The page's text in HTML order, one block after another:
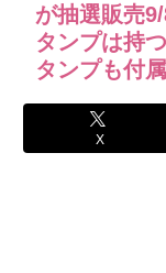
が抽選販売
タンプは持
タンプも付属
X